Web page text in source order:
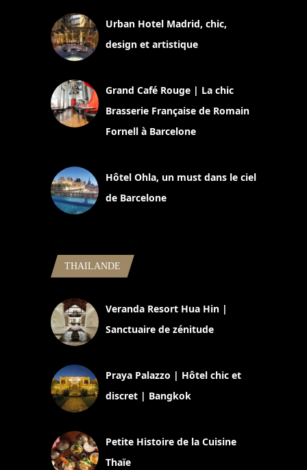
Urban Hotel Madrid, chic,
design et artistique
Grand Café Rouge | La chic
Brasserie Française de Romain
Fornell à Barcelone
Hôtel Ohla, un must dans le ciel
de Barcelone
THAILANDE
Veranda Resort Hua Hin |
Sanctuaire de zénitude
Praya Palazzo | Hôtel chic et
discret | Bangkok
Petite Histoire de la Cuisine
Thaïe